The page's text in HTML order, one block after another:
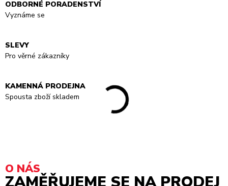
ODBORNÉ PORADENSTVÍ
Vyznáme se
SLEVY
Pro věrné zákazníky
KAMENNÁ PRODEJNA
Spousta zboží skladem
O NÁS